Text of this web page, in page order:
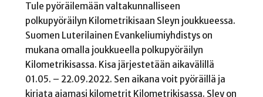
Tule pyöräilemään valtakunnalliseen
polkupyöräilyn Kilometrikisaan Sleyn joukkueessa.
Suomen Luterilainen Evankeliumiyhdistys on
mukana omalla joukkueella polkupyöräilyn
Kilometrikisassa. Kisa järjestetään aikavälillä
01.05. – 22.09.2022. Sen aikana voit pyöräillä ja
kirjata ajamasi kilometrit Kilometrikisassa. Sley on